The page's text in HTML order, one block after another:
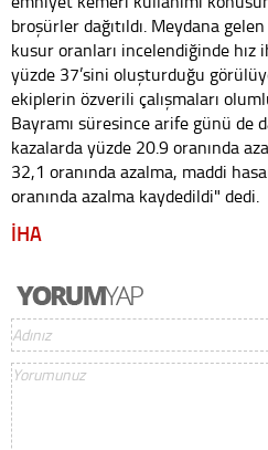
broşürler dağıtıldı. Meydana
kusur oranları incelendiğinde
yüzde 37’sini oluşturduğu
ekiplerin özverili çalışmaları
Bayramı süresince arife günü de
kazalarda yüzde 20.9 oranında
32,1 oranında azalma, maddi
oranında azalma kaydedildi" dedi.
İHA